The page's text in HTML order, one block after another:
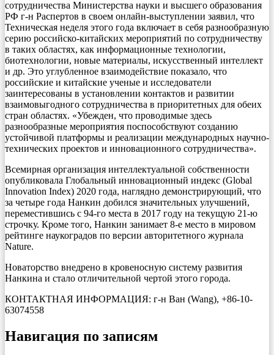
сотрудничества Министерства науки и высшего образования
РФ г-н Распертов в своем онлайн-выступлении заявил, что
Техническая неделя этого года включает в себя разнообразную
серию российско-китайских мероприятий по сотрудничеству
в таких областях, как информационные технологии,
биотехнологии, новые материалы, искусственный интеллект
и др. Это углубленное взаимодействие показало, что
российские и китайские ученые и исследователи
заинтересованы в установлении контактов и развитии
взаимовыгодного сотрудничества в приоритетных для обеих
стран областях. «Убежден, что проводимые здесь
разнообразные мероприятия поспособствуют созданию
устойчивой платформы и реализации международных научно-
технических проектов и инновационного сотрудничества».
Всемирная организация интеллектуальной собственности
опубликовала Глобальный инновационный индекс (Global
Innovation Index) 2020 года, наглядно демонстрирующий, что
за четыре года Нанкин добился значительных улучшений,
переместившись с 94-го места в 2017 году на текущую 21-ю
строчку. Кроме того, Нанкин занимает 8-е место в мировом
рейтинге наукоградов по версии авторитетного журнала
Nature.
Новаторство внедрено в кровеносную систему развития
Нанкина и стало отличительной чертой этого города.
КОНТАКТНАЯ ИНФОРМАЦИЯ: г-н Ван (Wang), +86-10-
63074558
Навигация по записям